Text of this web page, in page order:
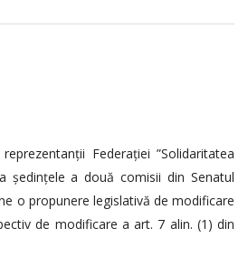
Federației ”Solidaritatea
ședințele a două comisii din Senatul
o propunere legislativă de modificare
de modificare a art. 7 alin. (1) din